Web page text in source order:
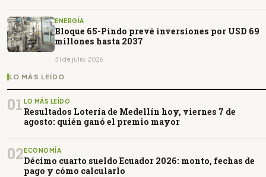
ENERGÍA
Bloque 65-Pindo prevé inversiones por USD 69
millones hasta 2037
31 de julio, 2026
LO MÁS LEÍDO
01 LO MÁS LEÍDO
Resultados Lotería de Medellín hoy, viernes 7 de
agosto: quién ganó el premio mayor
02ECONOMÍA
Décimo cuarto sueldo Ecuador 2026: monto, fechas de
pago y cómo calcularlo